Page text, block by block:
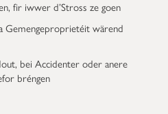
fir iwwer d’Stross ze goen
Gemengeproprietéit wärend
bei Accidenter oder anere
bréngen